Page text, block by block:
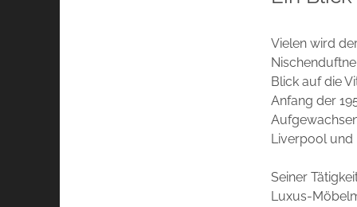
Vielen wird
Blick auf die
Anfang der
Liverpool und
Seiner
Luxus-